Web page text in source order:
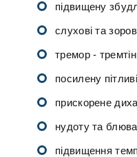
підвищену
слухові та
тремор -
посилену
прискорене
нудоту та
підвищення